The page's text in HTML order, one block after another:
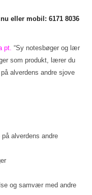
eller mobil: 6171 8036
pt. “Sy notesbøger og lær
som produkt, lærer du
alverdens andre sjove
alverdens andre
og samvær med andre